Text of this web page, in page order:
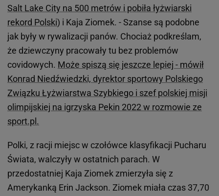
Salt Lake City na 500 metrów i pobiła łyżwiarski
rekord Polski) i Kaja Ziomek. - Szanse są podobne
jak były w rywalizacji panów. Chociaż podkreślam,
że dziewczyny pracowały tu bez problemów
covidowych. Może spiszą się jeszcze lepiej - mówił
Konrad Niedźwiedzki, dyrektor sportowy Polskiego
Związku Łyżwiarstwa Szybkiego i szef polskiej misji
olimpijskiej na igrzyska Pekin 2022 w rozmowie ze
sport.pl.
Polki, z racji miejsc w czołówce klasyfikacji Pucharu
Świata, walczyły w ostatnich parach. W
przedostatniej Kaja Ziomek zmierzyła się z
Amerykanką Erin Jackson. Ziomek miała czas 37,70